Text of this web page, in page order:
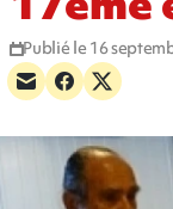
Publié le 16